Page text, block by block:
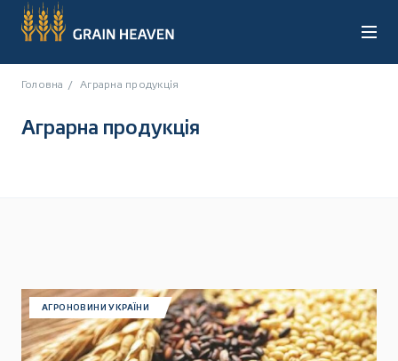
Головна Аграрна продукція
Аграрна продукція
АГРОНОВИНИ УКРАЇНИ